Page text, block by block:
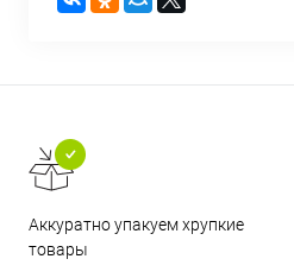
Аккуратно упакуем хрупкие
товары